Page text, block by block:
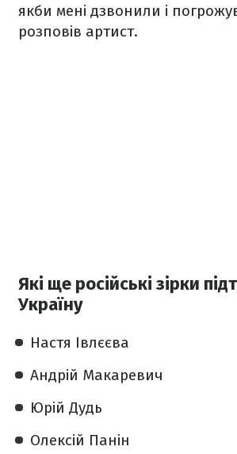
якби мені дзвонили і
розповів артист.
Які ще російські зірки
Україну
Настя Івлєєва
Андрій Макаревич
Юрій Дудь
Олексій Панін